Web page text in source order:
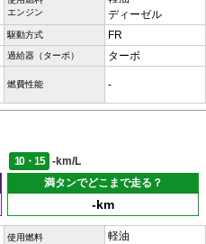
エンジン
ディーゼル
駆動方式 FR
過給器（ターボ） ターボ
燃費性能 -
10・15
-km/L
満タンでどこまで走る？
-km
使用燃料
軽油